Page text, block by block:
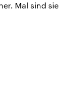
Mal sind sie